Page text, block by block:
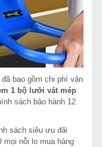
đã bao gồm chi phí vận
1 bộ lưỡi vát mép
sách bảo hành 12
sách siêu ưu đãi
mọi nỗi lo mua hàng